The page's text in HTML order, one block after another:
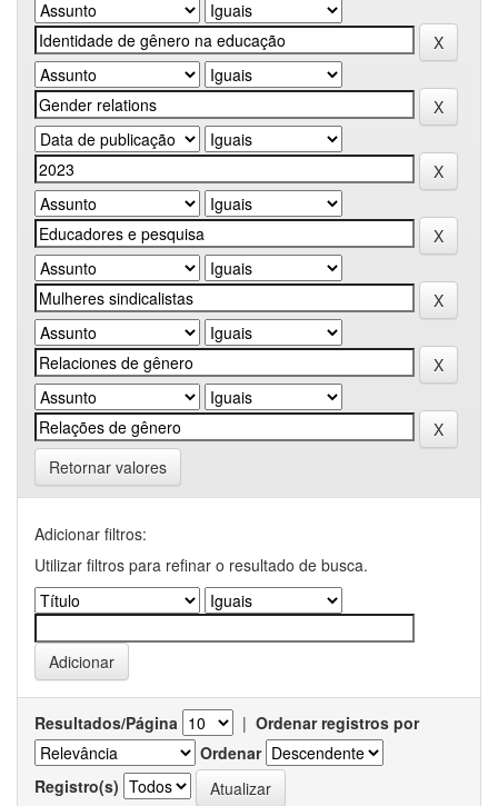
Retornar valores
Adicionar filtros:
Utilizar filtros para refinar o resultado de busca.
Resultados/Página | Ordenar registros por
Ordenar
Registro(s)